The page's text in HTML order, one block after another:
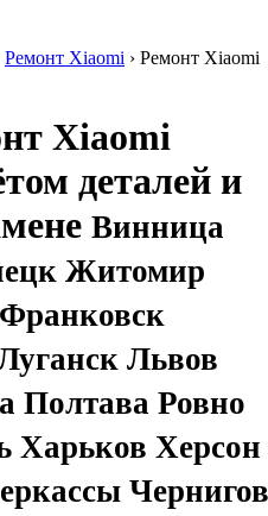
Ремонт Xiaomi › Ремонт Xiaomi
Xiaomi
деталей и
Винница
Житомир
Львов
Полтава Ровно
Харьков Херсон
Чернигов